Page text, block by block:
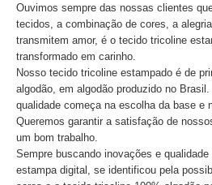
Ouvimos sempre das nossas clientes
tecidos, a combinação de cores, a
transmitem amor, é o tecido tricoline
transformado em carinho.
Nosso tecido tricoline estampado é de
algodão, em algodão produzido no
qualidade começa na escolha da base e
Queremos garantir a satisfação de
um bom trabalho.
Sempre buscando inovações e
estampa digital, se identificou pela